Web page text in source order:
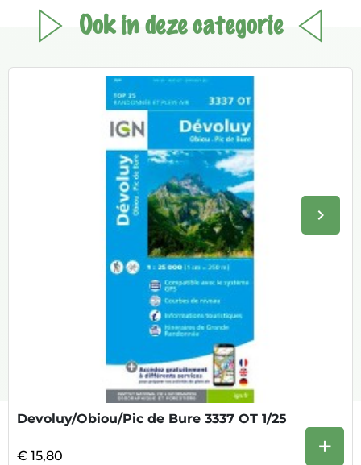
Ook in deze categorie
keyboard_arrow_right
Devoluy/Obiou/Pic de Bure 3337 OT 1/25
€ 15,80 +